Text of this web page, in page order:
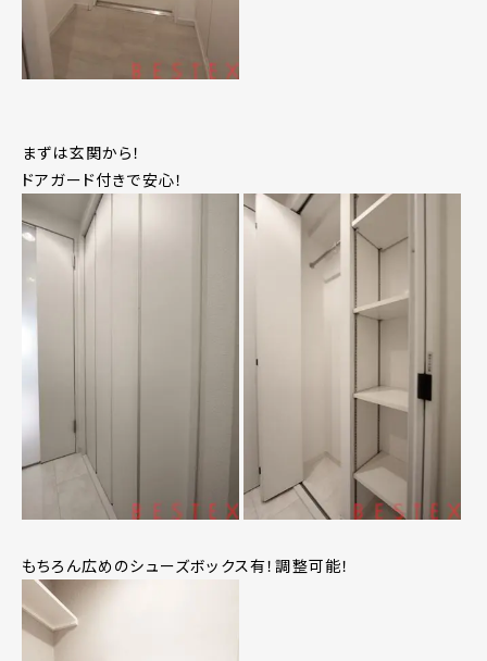
まずは玄関から！
ドアガード付きで安心！
もちろん広めのシューズボックス有！調整可能！